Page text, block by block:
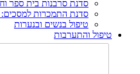
סדנת סרבנות בית ספר
סדנת התמכרות למסכים:
טיפול בנשים ובנערות
טיפול והתערבות